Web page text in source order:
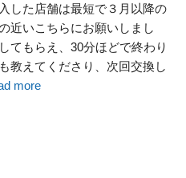
した店舗は最短で３月以降の
近いこちらにお願いしまし
てもらえ、30分ほどで終わり
教えてくださり、次回交換し
more